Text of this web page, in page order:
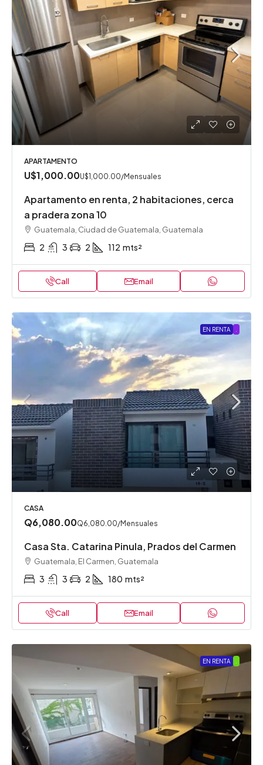
APARTAMENTO
U$1,000.00U$1,000.00/Mensuales
Apartamento en renta, 2 habitaciones, cerca
a pradera zona 10
Guatemala, Ciudad de Guatemala, Guatemala
2 3 2 112 mts²
Call Email
EN RENTA
CASA
Q6,080.00Q6,080.00/Mensuales
Casa Sta. Catarina Pinula, Prados del Carmen
Guatemala, El Carmen, Guatemala
3 3 2 180 mts²
Call Email
EN RENTA